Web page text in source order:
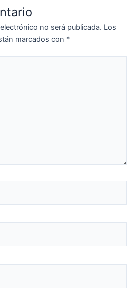
no será publicada. Los
marcados con *